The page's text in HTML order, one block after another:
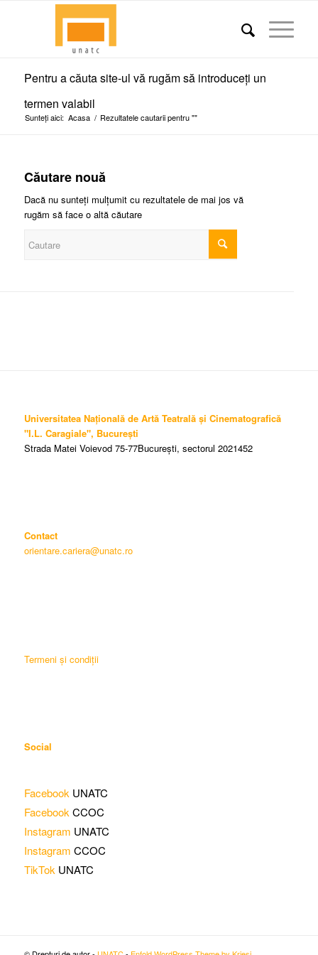
Pentru a căuta site-ul vă rugăm să introduceți un
termen valabil
Sunteți aici: Acasa / Rezultatele cautarii pentru ""
Căutare nouă
Dacă nu sunteți mulțumit cu rezultatele de mai jos vă
rugăm să face o altă căutare
Universitatea Națională de Artă Teatrală și Cinematografică
"I.L. Caragiale", București
Strada Matei Voievod 75-77București, sectorul 2021452
Contact
orientare.cariera@unatc.ro
Termeni și condiții
Social
FacebookUNATC
FacebookCCOC
Instagram UNATC
Instagram CCOC
TikTokUNATC